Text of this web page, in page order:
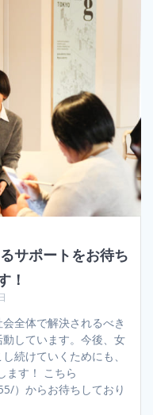
サポートをお待ち
！
全体で解決されるべき
しています。今後、女
続けていくためにも、
ます！ こちら
）からお待ちしており